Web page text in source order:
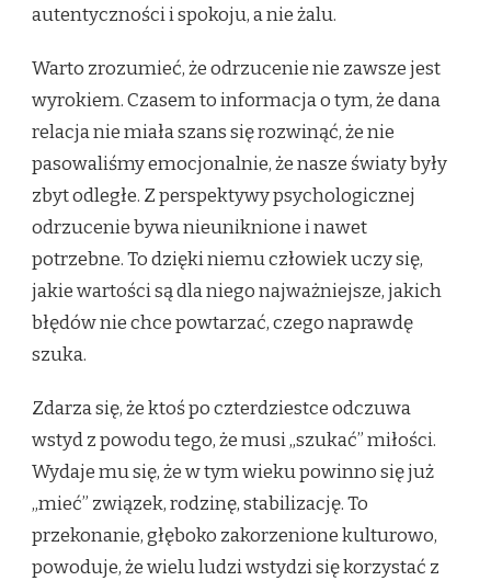
autentyczności i spokoju, a nie żalu.
Warto zrozumieć, że odrzucenie nie zawsze jest
wyrokiem. Czasem to informacja o tym, że dana
relacja nie miała szans się rozwinąć, że nie
pasowaliśmy emocjonalnie, że nasze światy były
zbyt odległe. Z perspektywy psychologicznej
odrzucenie bywa nieuniknione i nawet
potrzebne. To dzięki niemu człowiek uczy się,
jakie wartości są dla niego najważniejsze, jakich
błędów nie chce powtarzać, czego naprawdę
szuka.
Zdarza się, że ktoś po czterdziestce odczuwa
wstyd z powodu tego, że musi „szukać” miłości.
Wydaje mu się, że w tym wieku powinno się już
„mieć” związek, rodzinę, stabilizację. To
przekonanie, głęboko zakorzenione kulturowo,
powoduje, że wielu ludzi wstydzi się korzystać z